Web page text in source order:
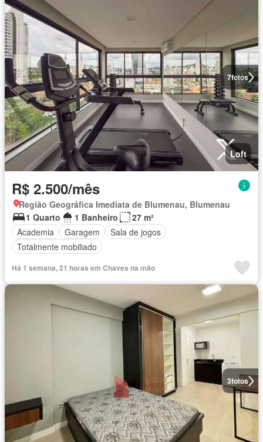
7fotos
Loft
R$ 2.500/mês
Região Geográfica Imediata de Blumenau, Blumenau
1 Quarto
1 Banheiro
27 m²
Academia
Garagem
Sala de jogos
Totalmente mobiliado
Há 1 semana, 21 horas em Chaves na mão
3fotos